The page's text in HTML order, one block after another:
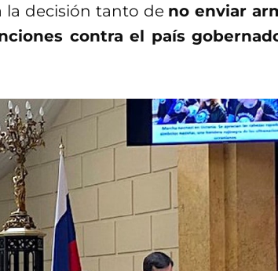
la decisión tanto de no enviar
contra el país